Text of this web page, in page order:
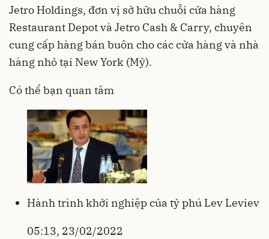
Jetro Holdings, đơn vị sở hữu chuỗi cửa hàng
Restaurant Depot và Jetro Cash & Carry, chuyên
cung cấp hàng bán buôn cho các cửa hàng và nhà
hàng nhỏ tại New York (Mỹ).
Có thể bạn quan tâm
Hành trình khởi nghiệp của tỷ phú Lev Leviev
05:13, 23/02/2022